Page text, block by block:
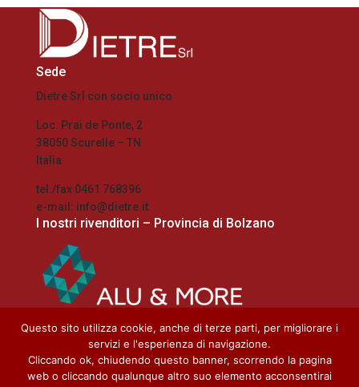
Sede
Dietre Srl con socio unico
Loc. Prai de Ponte, 2
38050 Scurelle – TN
Italia
tel./fax 0461 768396
e-mail: info@dietre.it
I nostri rivenditori – Provincia di Bolzano
Home
Cookie Policy
Questo sito utilizza cookie, anche di terze parti, per migliorare i
servizi e l'esperienza di navigazione.
Cliccando ok, chiudendo questo banner, scorrendo la pagina
web o cliccando qualunque altro suo elemento acconsentirai